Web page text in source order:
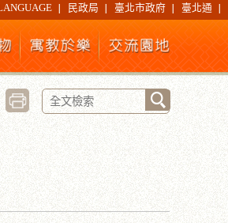
民政局 臺北市政府 臺北通